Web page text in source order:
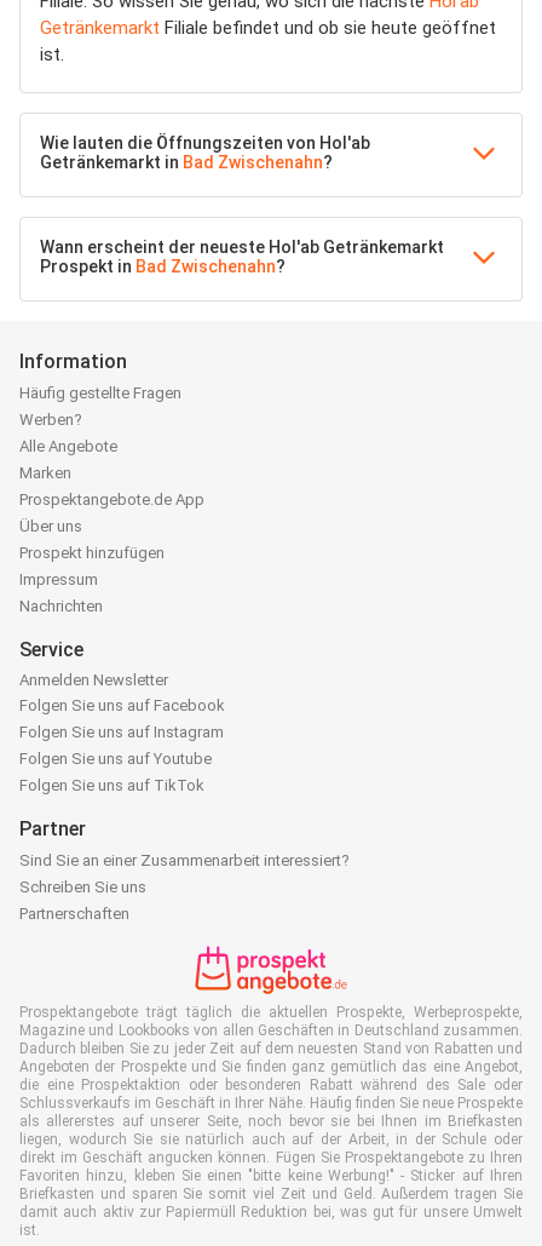
Getränkemarkt Filiale befindet und ob sie heute geöffnet
ist.
Wie lauten die Öffnungszeiten von Hol'ab
Getränkemarkt in Bad Zwischenahn?
Wann erscheint der neueste Hol'ab Getränkemarkt
Prospekt in Bad Zwischenahn?
Information
Häufig gestellte Fragen
Werben?
Alle Angebote
Marken
Prospektangebote.de App
Über uns
Prospekt hinzufügen
Impressum
Nachrichten
Service
Anmelden Newsletter
Folgen Sie uns auf Facebook
Folgen Sie uns auf Instagram
Folgen Sie uns auf Youtube
Folgen Sie uns auf TikTok
Partner
Sind Sie an einer Zusammenarbeit interessiert?
Schreiben Sie uns
Partnerschaften
Prospektangebote trägt täglich die aktuellen Prospekte, Werbeprospekte,
Magazine und Lookbooks von allen Geschäften in Deutschland zusammen.
Dadurch bleiben Sie zu jeder Zeit auf dem neuesten Stand von Rabatten und
Angeboten der Prospekte und Sie finden ganz gemütlich das eine Angebot,
die eine Prospektaktion oder besonderen Rabatt während des Sale oder
Schlussverkaufs im Geschäft in Ihrer Nähe. Häufig finden Sie neue Prospekte
als allererstes auf unserer Seite, noch bevor sie bei Ihnen im Briefkasten
liegen, wodurch Sie sie natürlich auch auf der Arbeit, in der Schule oder
direkt im Geschäft angucken können. Fügen Sie Prospektangebote zu Ihren
Favoriten hinzu, kleben Sie einen "bitte keine Werbung!" - Sticker auf Ihren
Briefkasten und sparen Sie somit viel Zeit und Geld. Außerdem tragen Sie
damit auch aktiv zur Papiermüll Reduktion bei, was gut für unsere Umwelt
ist.